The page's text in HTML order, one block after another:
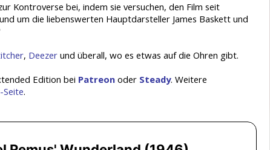
Kontroverse bei, indem sie versuchen, den Film seit
um die liebenswerten Hauptdarsteller James Baskett und
, Deezer und überall, wo es etwas auf die Ohren gibt.
Edition bei Patreon oder Steady. Weitere
.